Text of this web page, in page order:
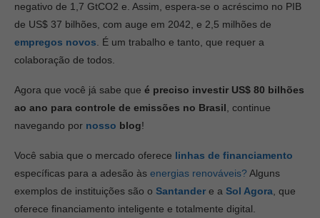
negativo de 1,7 GtCO2 e. Assim, espera-se o acréscimo no PIB
de US$ 37 bilhões, com auge em 2042, e 2,5 milhões de
empregos novos . É um trabalho e tanto, que requer a
colaboração de todos.
Agora que você já sabe que é preciso investir US$ 80 bilhões
ao ano para controle de emissões no Brasil , continue
navegando por nosso blog!
Você sabia que o mercado oferece linhas de financiamento
específicas para a adesão às energias renováveis? Alguns
exemplos de instituições são o Santander e a Sol Agora , que
oferece financiamento inteligente e totalmente digital.